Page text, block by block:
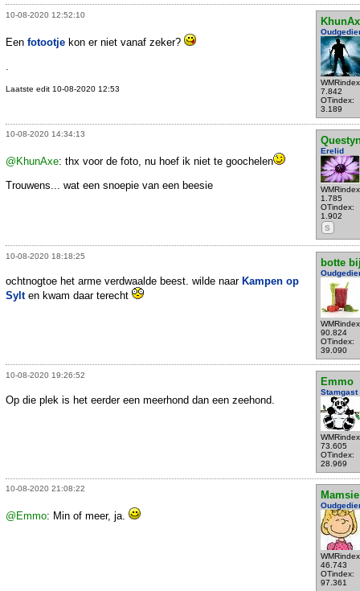
10-08-2020 12:52:10
7.842
OTindex:
3.189
Een fotootje kon er niet vanaf zeker?
Laatste edit 10-08-2020 12:53
10-08-2020 14:34:13
Erelid
1.785
OTindex:
1.902
S
@KhunAxe: thx voor de foto, nu hoef ik niet te goochelen
Trouwens... wat een snoepie van een beesie
10-08-2020 18:18:25
botte
90.824
OTindex:
39.090
ochtnogtoe het arme verdwaalde beest. wilde naar Kampen op
Sylten kwam daar terecht
10-08-2020 19:26:52
Emmo
Stamgast
73.605
OTindex:
28.969
Op die plek is het eerder een meerhond dan een zeehond.
10-08-2020 21:08:22
Mamsie
46.743
OTindex:
97.361
@Emmo: Min of meer, ja.